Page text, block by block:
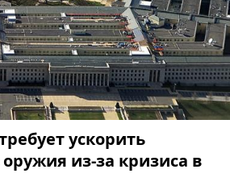
ускорить
из-за кризиса в